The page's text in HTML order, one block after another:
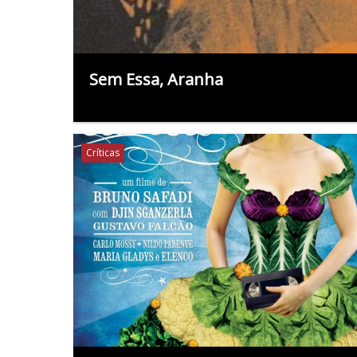
Sem Essa, Aranha
Críticas